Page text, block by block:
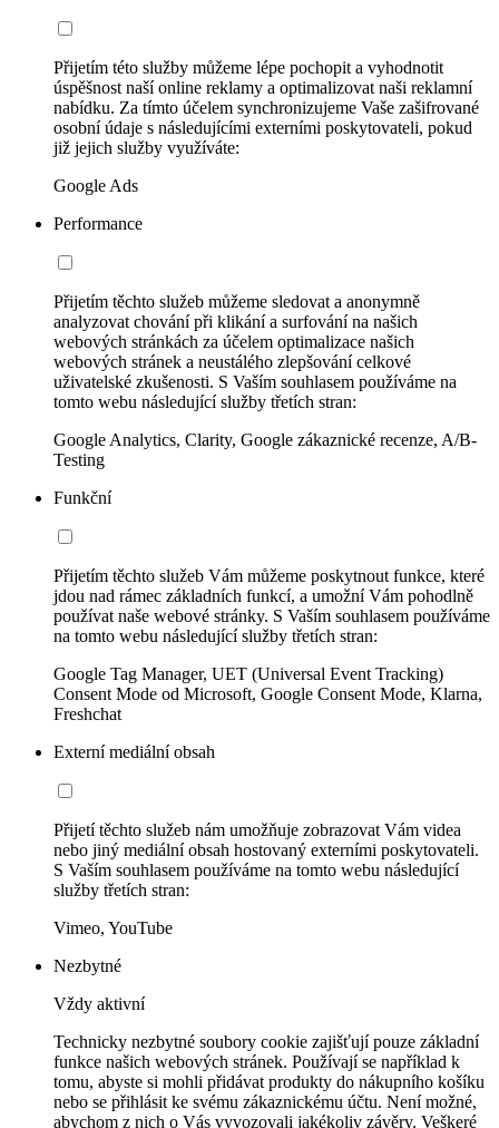
Přijetím této služby můžeme lépe pochopit a vyhodnotit
úspěšnost naší online reklamy a optimalizovat naši reklamní
nabídku. Za tímto účelem synchronizujeme Vaše zašifrované
osobní údaje s následujícími externími poskytovateli, pokud
již jejich služby využíváte:
Google Ads
Performance
Přijetím těchto služeb můžeme sledovat a anonymně
analyzovat chování při klikání a surfování na našich
webových stránkách za účelem optimalizace našich
webových stránek a neustálého zlepšování celkové
uživatelské zkušenosti. S Vaším souhlasem používáme na
tomto webu následující služby třetích stran:
Google Analytics, Clarity, Google zákaznické recenze, A/B-
Testing
Funkční
Přijetím těchto služeb Vám můžeme poskytnout funkce, které
jdou nad rámec základních funkcí, a umožní Vám pohodlně
používat naše webové stránky. S Vaším souhlasem používáme
na tomto webu následující služby třetích stran:
Google Tag Manager, UET (Universal Event Tracking)
Consent Mode od Microsoft, Google Consent Mode, Klarna,
Freshchat
Externí mediální obsah
Přijetí těchto služeb nám umožňuje zobrazovat Vám videa
nebo jiný mediální obsah hostovaný externími poskytovateli.
S Vaším souhlasem používáme na tomto webu následující
služby třetích stran:
Vimeo, YouTube
Nezbytné
Vždy aktivní
Technicky nezbytné soubory cookie zajišťují pouze základní
funkce našich webových stránek. Používají se například k
tomu, abyste si mohli přidávat produkty do nákupního košíku
nebo se přihlásit ke svému zákaznickému účtu. Není možné,
abychom z nich o Vás vyvozovali jakékoliv závěry. Veškeré